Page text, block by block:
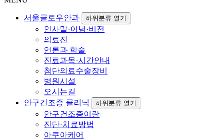
서울글로우안과 하위분류 열기
인사말·이념·비전
의료진
언론과 학술
진료과목·시간안내
첨단의료수술장비
병원시설
오시는길
안구건조증 클리닉
하위분류 열기
안구건조증이란
진단·치료방법
아쿠아케어